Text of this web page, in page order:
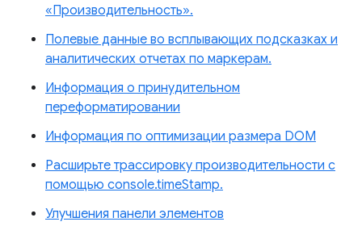
«Производительность».
Полевые данные во всплывающих подсказках и
аналитических отчетах по маркерам.
Информация о принудительном
переформатировании
Информация по оптимизации размера DOM
Расширьте трассировку производительности с
помощью console.timeStamp.
Улучшения панели элементов